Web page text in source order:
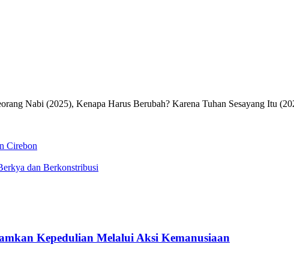
Nabi (2025), Kenapa Harus Berubah? Karena Tuhan Sesayang Itu
Cirebon
dan Berkonstribusi
Kepedulian Melalui Aksi Kemanusiaan